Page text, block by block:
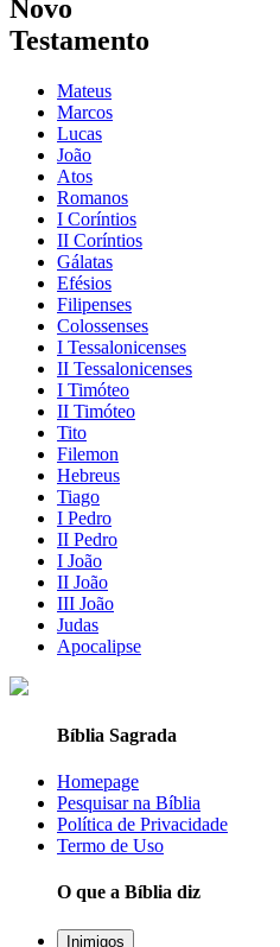
Novo
Testamento
Mateus
Marcos
Lucas
João
Atos
Romanos
I Coríntios
II Coríntios
Gálatas
Efésios
Filipenses
Colossenses
I Tessalonicenses
II Tessalonicenses
I Timóteo
II Timóteo
Tito
Filemon
Hebreus
Tiago
I Pedro
II Pedro
I João
II João
III João
Judas
Apocalipse
Bíblia Sagrada
Homepage
Pesquisar na Bíblia
Política de Privacidade
Termo de Uso
O que a Bíblia diz
Inimigos